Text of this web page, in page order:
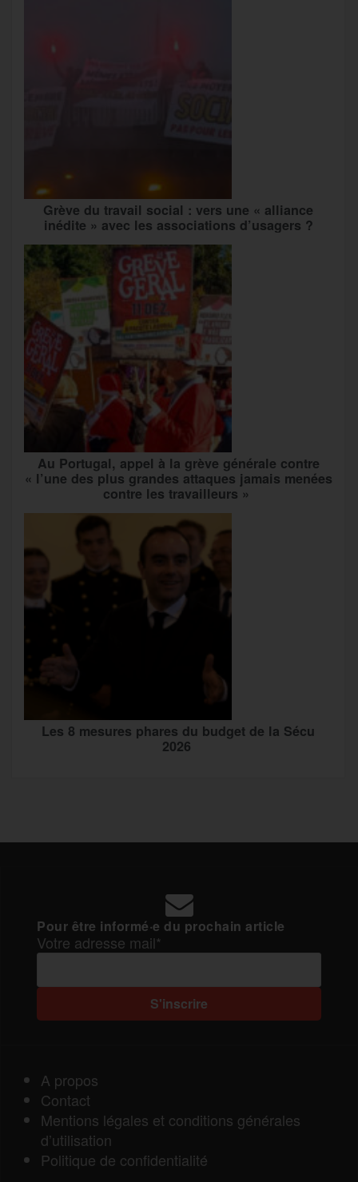
Grève du travail social : vers une « alliance
inédite » avec les associations d’usagers ?
Au Portugal, appel à la grève générale contre
« l’une des plus grandes attaques jamais menées
contre les travailleurs »
Les 8 mesures phares du budget de la Sécu
2026
Pour être informé·e du prochain article
Votre adresse mail*
A propos
Contact
Mentions légales et conditions générales
d’utilisation
Politique de confidentialité